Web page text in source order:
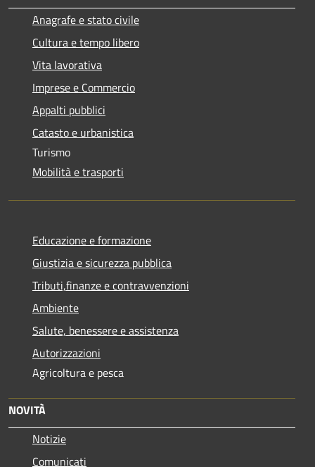
Anagrafe e stato civile
Cultura e tempo libero
Vita lavorativa
Imprese e Commercio
Appalti pubblici
Catasto e urbanistica
Turismo
Mobilità e trasporti
Educazione e formazione
Giustizia e sicurezza pubblica
Tributi,finanze e contravvenzioni
Ambiente
Salute, benessere e assistenza
Autorizzazioni
Agricoltura e pesca
NOVITÀ
Notizie
Comunicati